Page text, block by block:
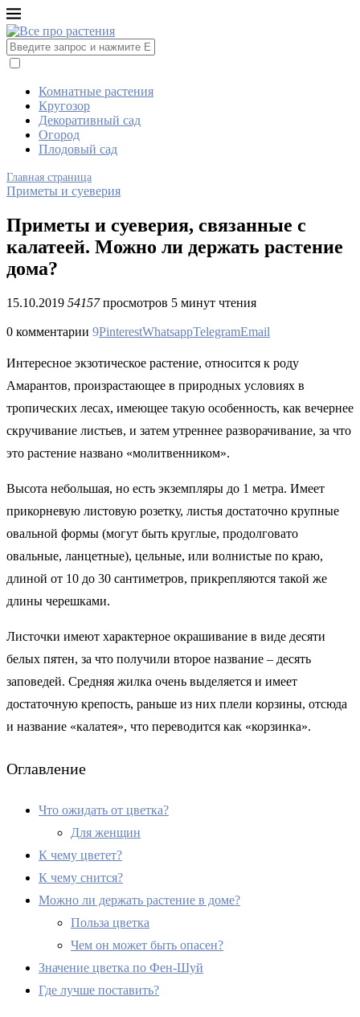
Комнатные растения
Кругозор
Декоративный сад
Огород
Плодовый сад
Главная страница
Приметы и суеверия
Приметы и суеверия, связанные с
калатеей. Можно ли держать растение
дома?
15.10.2019 54157просмотров 5 минут чтения
0 комментарии 9PinterestWhatsappTelegramEmail
Интересное экзотическое растение, относится к роду
Амарантов, произрастающее в природных условиях в
тропических лесах, имеющее такую особенность, как вечернее
скручивание листьев, и затем утреннее разворачивание, за что
это растение названо «молитвенником».
Высота небольшая, но есть экземпляры до 1 метра. Имеет
прикорневую листовую розетку, листья достаточно крупные
овальной формы (могут быть круглые, продолговато
овальные, ланцетные), цельные, или волнистые по краю,
длиной от 10 до 30 сантиметров, прикрепляются такой же
длины черешками.
Листочки имеют характерное окрашивание в виде десяти
белых пятен, за что получили второе название – десять
заповедей. Средняя жилка очень выделяется и имеет
достаточную крепость, раньше из них плели корзины, отсюда
и название «калатея», что переводится как «корзинка».
Оглавление
Что ожидать от цветка?
Для женщин
К чему цветет?
К чему снится?
Можно ли держать растение в доме?
Польза цветка
Чем он может быть опасен?
Значение цветка по Фен-Шуй
Где лучше поставить?